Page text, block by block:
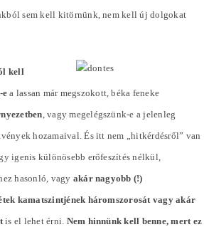
sem kell kitörnünk, nem kell új dolgokat
kell
e a lassan már megszokott, béka feneke
, vagy megelégszünk-e a jelenleg
hozamaival. És itt nem „hitkérdésről” van
igenis különösebb erőfeszítés nélkül,
hasonló, vagy akár nagyobb (!)
kamatszintjének háromszorosát vagy akár
is el lehet érni. Nem hinnünk kell benne, mert ez